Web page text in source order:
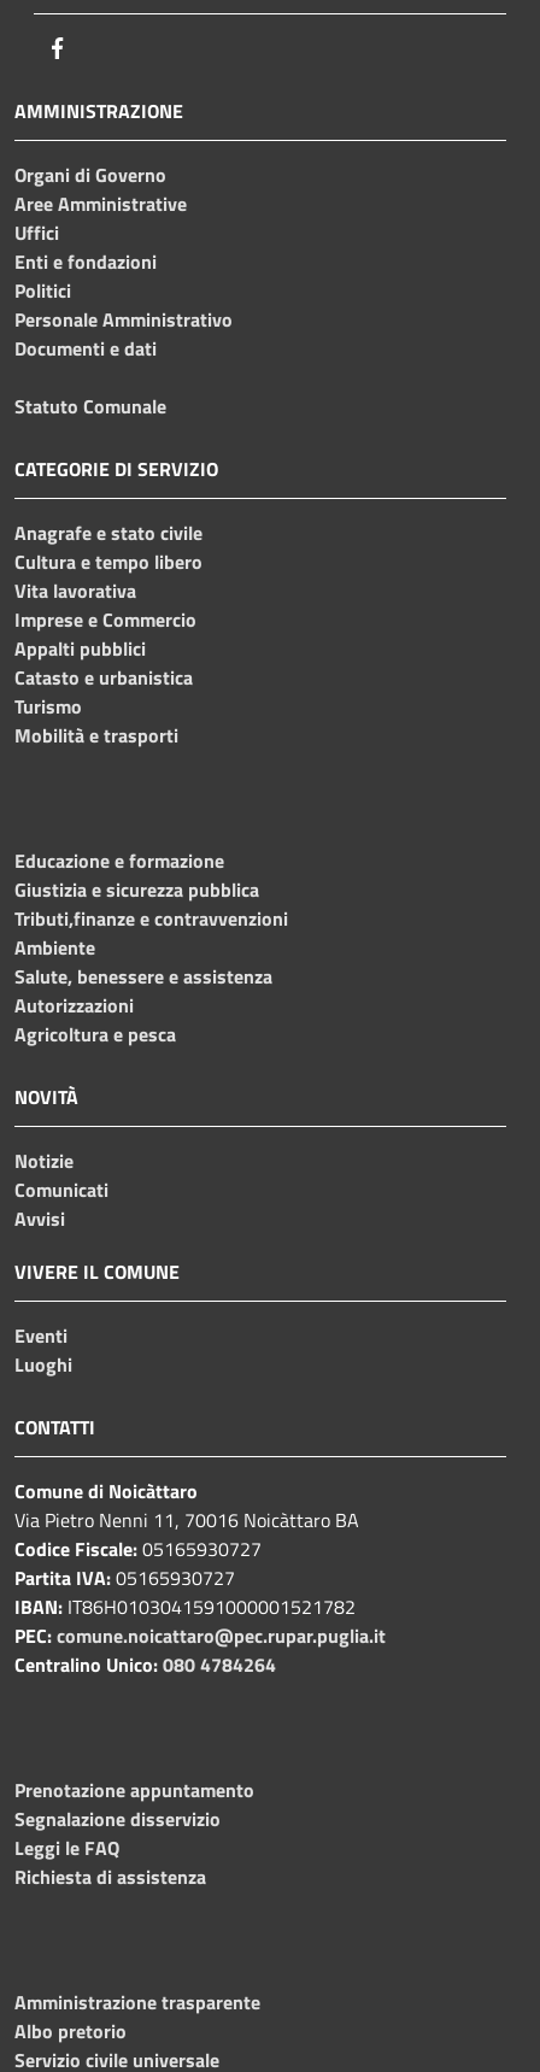
AMMINISTRAZIONE
Organi di Governo
Aree Amministrative
Uffici
Enti e fondazioni
Politici
Personale Amministrativo
Documenti e dati
Statuto Comunale
CATEGORIE DI SERVIZIO
Anagrafe e stato civile
Cultura e tempo libero
Vita lavorativa
Imprese e Commercio
Appalti pubblici
Catasto e urbanistica
Turismo
Mobilità e trasporti
Educazione e formazione
Giustizia e sicurezza pubblica
Tributi,finanze e contravvenzioni
Ambiente
Salute, benessere e assistenza
Autorizzazioni
Agricoltura e pesca
NOVITÀ
Notizie
Comunicati
Avvisi
VIVERE IL COMUNE
Eventi
Luoghi
CONTATTI
Comune di Noicàttaro
Via Pietro Nenni 11, 70016 Noicàttaro BA
Codice Fiscale:05165930727
Partita IVA:05165930727
IBAN: IT86H0103041591000001521782
PEC:comune.noicattaro@pec.rupar.puglia.it
Centralino Unico:080 4784264
Prenotazione appuntamento
Segnalazione disservizio
Leggi le FAQ
Richiesta di assistenza
Amministrazione trasparente
Albo pretorio
Servizio civile universale